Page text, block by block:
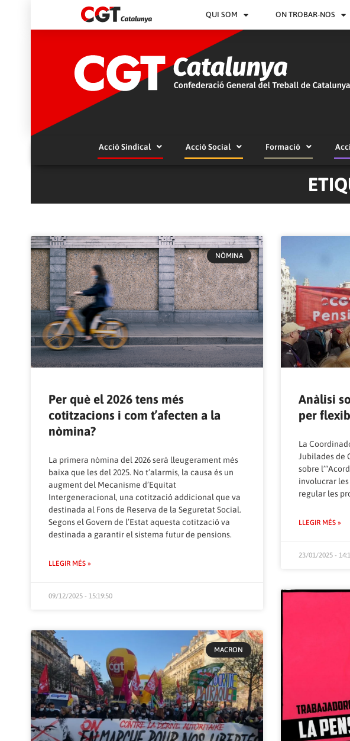
QUI SOM ON TROBAR-NOS
Acció Sindical Acció Social Formació
NÒMINA
Per què el 2026 tens més
cotitzacions i com t’afecten a la
nòmina?
La primera nòmina del 2026 serà lleugerament més
baixa que les del 2025. No t’alarmis, la causa és un
augment del Mecanisme d’Equitat
Intergeneracional, una cotització addicional que va
destinada al Fons de Reserva de la Seguretat Social.
Segons el Govern de l’Estat aquesta cotització va
destinada a garantir el sistema futur de pensions.
LLEGIR MÉS »
09/12/2025 - 15:19:50
Anàlisi
per
La
Jubilades de
sobre
involucrar
regular les
LLEGIR MÉS »
23/01/2025 -
MACRON